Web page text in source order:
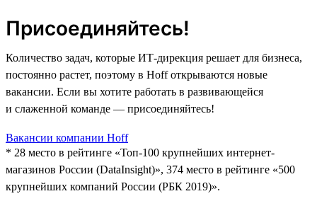
Присоединяйтесь!
Количество задач, которые ИТ-дирекция решает для бизнеса,
постоянно растет, поэтому в Hoff открываются новые
вакансии. Если вы хотите работать в развивающейся
и слаженной команде — присоединяйтесь!
Вакансии компании Hoff
* 28 место в рейтинге «Топ-100 крупнейших интернет-
магазинов России (DataInsight)», 374 место в рейтинге «500
крупнейших компаний России (РБК 2019)».